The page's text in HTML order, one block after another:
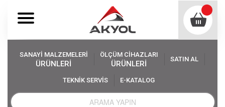
SANAYİ MALZEMELERİ
ÜRÜNLERİ
ÖLÇÜM CİHAZLARI
ÜRÜNLERİ
SATIN AL
TEKNİK SERVİS E-KATALOG
Akyol Ölçüm Cihazları
Eğim Ölçerler
Dasqua 8400-0000 Açılır Ekranlı Dijital Eğim Ölçer